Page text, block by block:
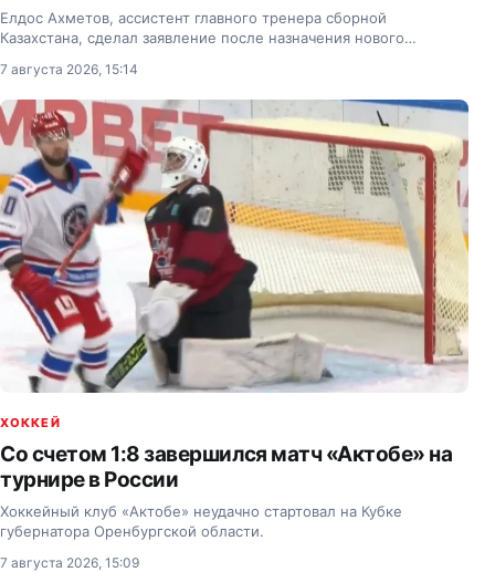
Елдос Ахметов, ассистент главного тренера сборной
Казахстана, сделал заявление после назначения нового
7 августа 2026, 15:14
ХОККЕЙ
Со счетом 1:8 завершился матч «Актобе» на
турнире в России
Хоккейный клуб «Актобе» неудачно стартовал на Кубке
губернатора Оренбургской области.
7 августа 2026, 15:09